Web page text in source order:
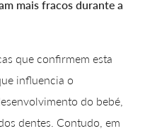
mais fracos durante a
que confirmem esta
influencia o
do bebé,
dentes. Contudo, em